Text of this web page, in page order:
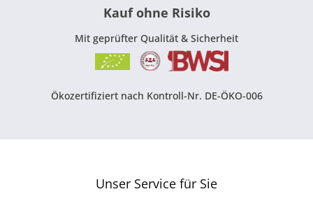
Kauf ohne Risiko
Mit geprüfter Qualität & Sicherheit
Ökozertifiziert nach Kontroll-Nr. DE-ÖKO-006
Unser Service für Sie